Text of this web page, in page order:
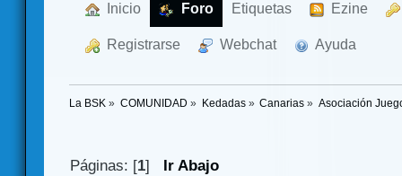
Inicio Foro Etiquetas Ezine
Registrarse Webchat Ayuda
La BSK » COMUNIDAD » Kedadas» Canarias » Asociación
Páginas: [1] Ir Abajo